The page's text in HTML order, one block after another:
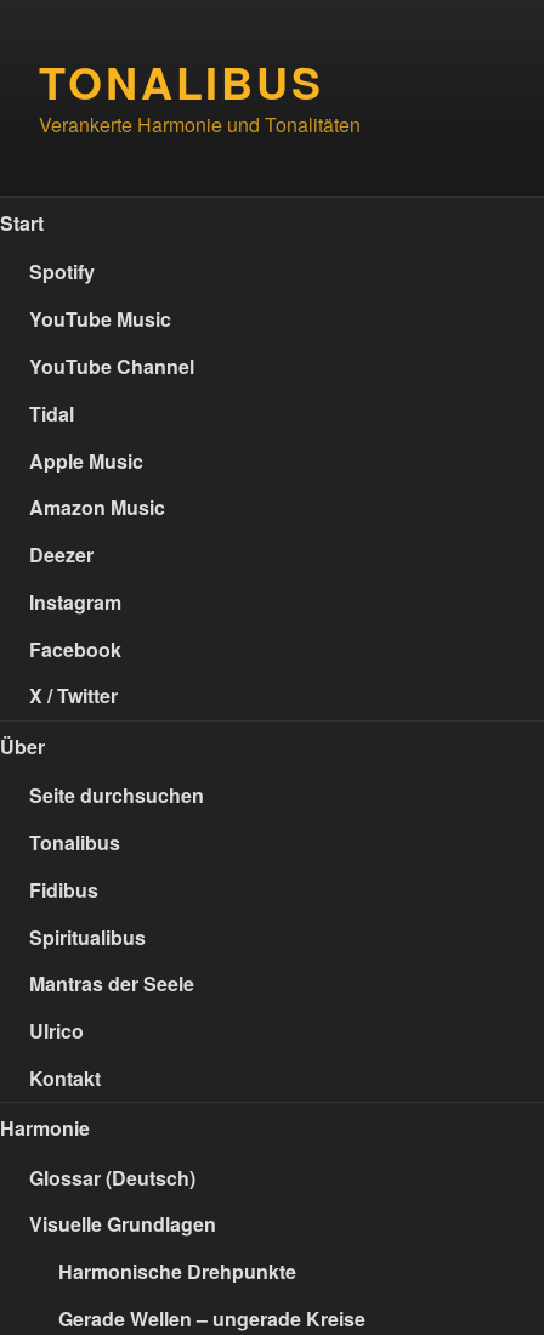
springenTONALIBUS
Verankerte Harmonie und Tonalitäten
Start
Spotify
YouTube Music
YouTube Channel
Tidal
Apple Music
Amazon Music
Deezer
Instagram
Facebook
X / Twitter
Über
Seite durchsuchen
Tonalibus
Fidibus
Spiritualibus
Mantras der Seele
Ulrico
Kontakt
Harmonie
Glossar (Deutsch)
Visuelle Grundlagen
Harmonische Drehpunkte
Gerade Wellen – ungerade Kreise